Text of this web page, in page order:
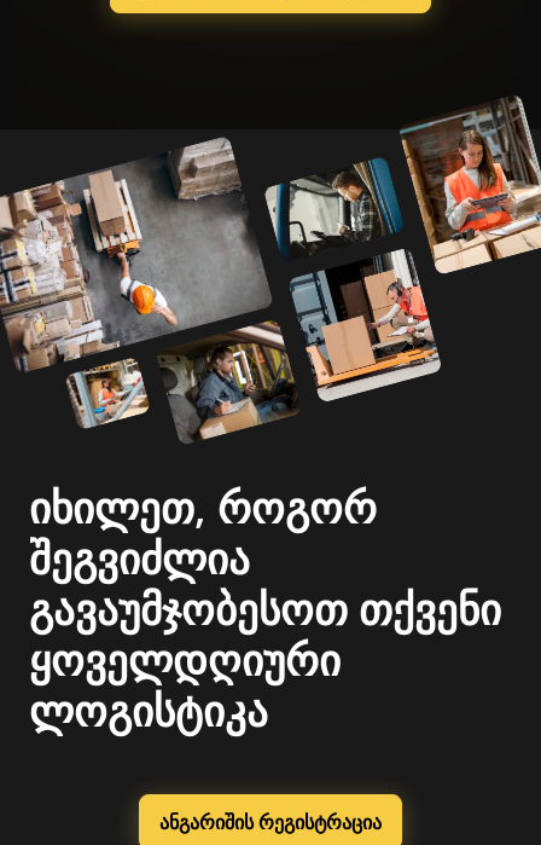
იხილეთ, როგორ
შეგვიძლია
გავაუმჯობესოთ თქვენი
ყოველდღიური
ლოგისტიკა
ანგარიშის რეგისტრაცია